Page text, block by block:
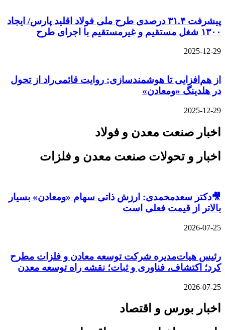
پیشرفت ۳۱.۴ درصدی طرح ملی فولاد اقلید پارس/ ایجاد
۱۳۰۰ شغل مستقیم و غیرمستقیم با اجرای طرح
2025-12-29
از هم‌افزایی تا هوشمندسازی: روایت قائمی‌راد از تحول
در هلدینگ «ومعادن»
2025-12-29
اخبار صنعت معدن و فولاد
اخبار و تحولات صنعت معدن و فلزات
🎥دکتر سعدمحمدی: ارزش ذاتی سهام «ومعادن» بسیار
بالاتر از قیمت فعلی است
2026-07-25
رئیس هیات‌مدیره شرکت توسعه معادن و فلزات مطرح
کرد؛ اکتشاف، فناوری و ثبات؛ نقشه راه توسعه معدن
2026-07-25
اخبار بورس و اقتصاد